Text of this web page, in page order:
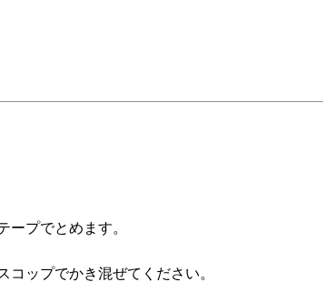
プでとめます。
ップでかき混ぜてください。